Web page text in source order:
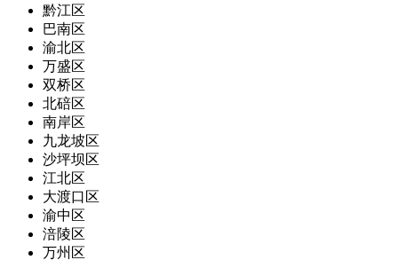
黔江区
巴南区
渝北区
万盛区
双桥区
北碚区
南岸区
九龙坡区
沙坪坝区
江北区
大渡口区
渝中区
涪陵区
万州区